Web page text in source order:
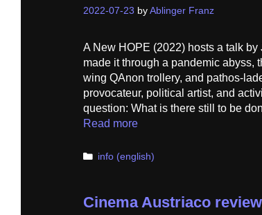
2022-07-23 by Ablinger Franz
A New HOPE (2022) hosts a talk
made it through a pandemic abyss,
wing QAnon trollery, and pathos-
provocateur, political artist, and
question: What is there still to be
Read more
Categories
info (english)
Cinema Austriaco